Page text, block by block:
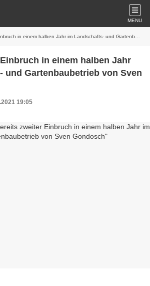
MENU
einem halben Jahr im Landschafts- und Gartenbaubetrieb von Sven Gondosch
in einem halben Jahr
und Gartenbaubetrieb von Sven
19:05